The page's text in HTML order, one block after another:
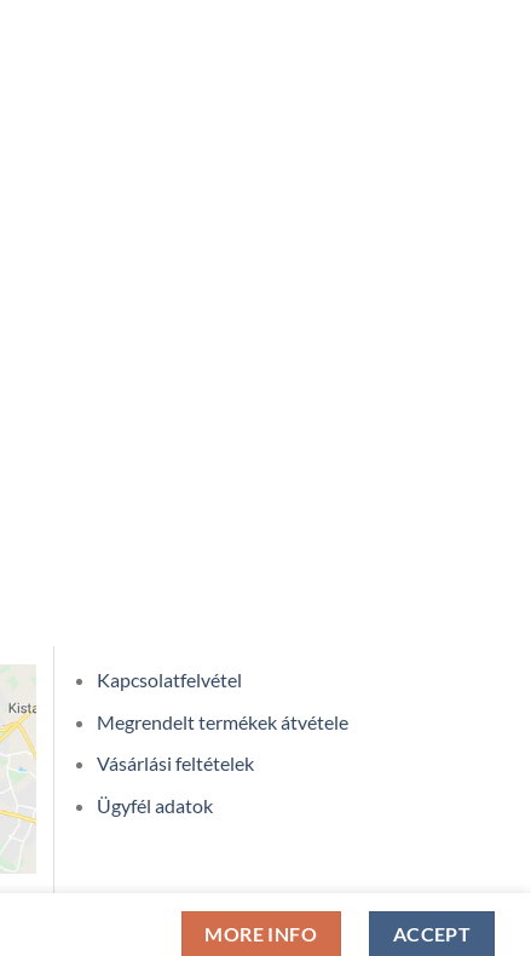
Kapcsolatfelvétel
Megrendelt termékek átvétele
Vásárlási feltételek
Ügyfél adatok
MORE INFO ACCEPT